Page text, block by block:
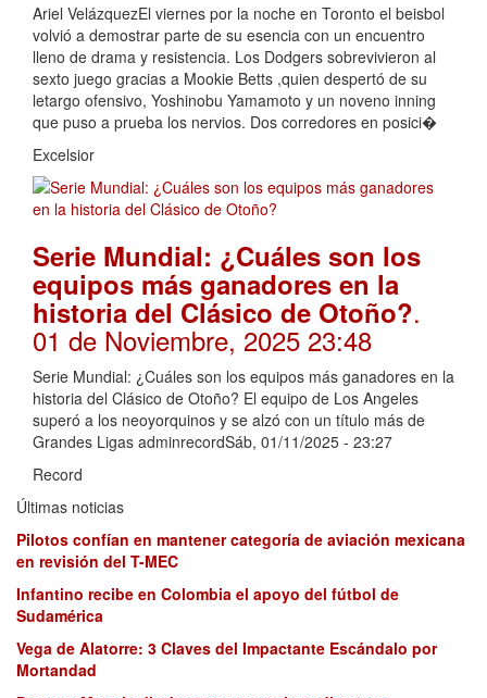
Ariel VelázquezEl viernes por la noche en Toronto el beisbol
volvió a demostrar parte de su esencia con un encuentro
lleno de drama y resistencia. Los Dodgers sobrevivieron al
sexto juego gracias a Mookie Betts ,quien despertó de su
letargo ofensivo, Yoshinobu Yamamoto y un noveno inning
que puso a prueba los nervios. Dos corredores en posici�
Excelsior
Serie Mundial: ¿Cuáles son los
equipos más ganadores en la
historia del Clásico de Otoño?.
01 de Noviembre, 2025 23:48
Serie Mundial: ¿Cuáles son los equipos más ganadores en la
historia del Clásico de Otoño? El equipo de Los Angeles
superó a los neoyorquinos y se alzó con un título más de
Grandes Ligas adminrecordSáb, 01/11/2025 - 23:27
Record
Últimas noticias
Pilotos confían en mantener categoría de aviación mexicana
en revisión del T-MEC
Infantino recibe en Colombia el apoyo del fútbol de
Sudamérica
Vega de Alatorre: 3 Claves del Impactante Escándalo por
Mortandad